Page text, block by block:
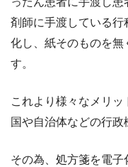
剤師に手渡している
化し、紙そのものを
す。
これより様々なメリッ
国や自治体などの行政
その為、処方箋を電